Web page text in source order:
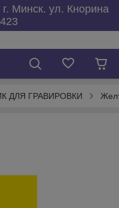
Минск. ул. Кнорина
ДЛЯ ГРАВИРОВКИ